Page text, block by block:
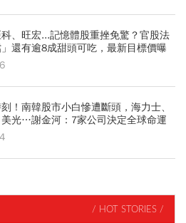
、旺宏...記憶體股重挫免驚？官股法
還有逾8成甜頭可吃，最新目標價曝
！南韓股市小白慘遭斷頭，海力士、
光…謝金河：7家公司決定全球命運
/ HOT STORIES /